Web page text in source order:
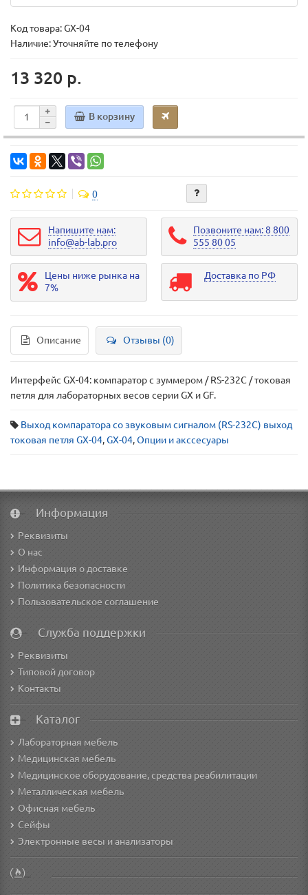
Код товара:GX-04
Наличие: Уточняйте по телефону
13 320 р.
В корзину
0
Напишите нам:
info@ab-lab.pro
Позвоните нам: 8 800
555 80 05
Цены ниже рынка на
7%
Доставка по РФ
Описание Отзывы (0)
Интерфейс GX-04: компаратор с зуммером / RS-232C / токовая
петля для лабораторных весов серии GX и GF.
Выход компаратора со звуковым сигналом (RS-232C) выход
токовая петля GX-04,GX-04,Опции и акссесуары
Информация
Реквизиты
О нас
Информация о доставке
Политика безопасности
Пользовательское соглашение
Служба поддержки
Реквизиты
Типовой договор
Контакты
Каталог
Лабораторная мебель
Медицинская мебель
Медицинское оборудование, средства реабилитации
Металлическая мебель
Офисная мебель
Сейфы
Электронные весы и анализаторы